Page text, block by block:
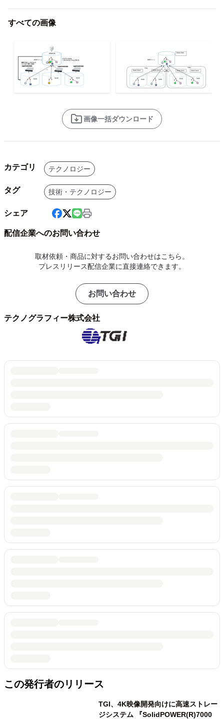
すべての画像
画像一括ダウンロード
カテゴリ テクノロジー
タグ 技術・テクノロジー
シェア
配信企業へのお問い合わせ
取材依頼・商品に対するお問い合わせはこちら。
プレスリリース配信企業に直接連絡できます。
お問い合わせ
テクノグラフィー株式会社
この発行者のリリース
TGI、4K映像開発向けに高速ストレー
ジシステム 『SolidPOWER(R)7000